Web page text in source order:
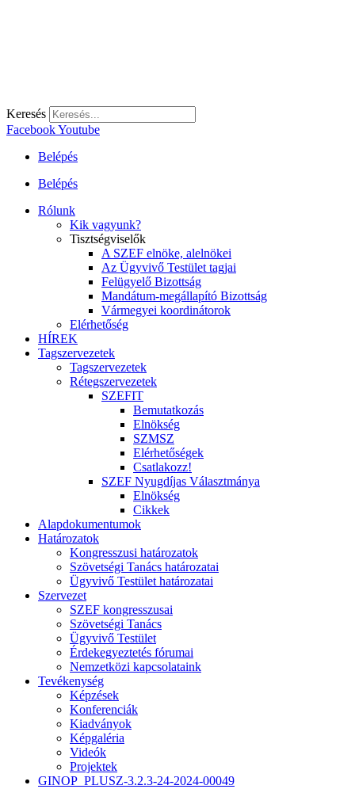
Keresés
FacebookYoutube
Belépés
Belépés
Rólunk
Kik vagyunk?
Tisztségviselők
A SZEF elnöke, alelnökei
Az Ügyvivő Testület tagjai
Felügyelő Bizottság
Mandátum-megállapító Bizottság
Vármegyei koordinátorok
Elérhetőség
HÍREK
Tagszervezetek
Tagszervezetek
Rétegszervezetek
SZEFIT
Bemutatkozás
Elnökség
SZMSZ
Elérhetőségek
Csatlakozz!
SZEF Nyugdíjas Választmánya
Elnökség
Cikkek
Alapdokumentumok
Határozatok
Kongresszusi határozatok
Szövetségi Tanács határozatai
Ügyvivő Testület határozatai
Szervezet
SZEF kongresszusai
Szövetségi Tanács
Ügyvivő Testület
Érdekegyeztetés fórumai
Nemzetközi kapcsolataink
Tevékenység
Képzések
Konferenciák
Kiadványok
Képgaléria
Videók
Projektek
GINOP_PLUSZ-3.2.3-24-2024-00049